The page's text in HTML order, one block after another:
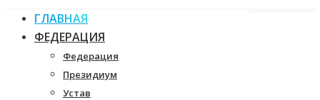
ГЛАВНАЯ
ФЕДЕРАЦИЯ
Федерация
Президиум
Устав